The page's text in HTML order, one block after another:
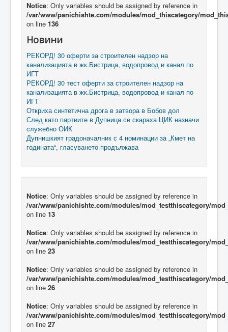
Notice: Only variables should be assigned by reference in
/var/www/panichishte.com/modules/mod_thiscategory/
on line 136
Новини
РЕКОРД! 30 оферти за строителен надзор на
канализацията в жк.Бистрица, водопровод и канал по
ИГТ
РЕКОРД! 30 тест оферти за строителен надзор на
канализацията в жк.Бистрица, водопровод и канал по
ИГТ
Откриха синтетична дрога в затвора в Бобов дол
След като партиите в Дупница се скараха ЦИК назначи
служебно ОИК
Дупнишкият градоначалник с 4 номинации за „Кмет на
годината“, гласуването продължава
Notice: Only variables should be assigned by reference in
/var/www/panichishte.com/modules/mod_testthiscategory/
on line 13
Notice: Only variables should be assigned by reference in
/var/www/panichishte.com/modules/mod_testthiscategory/
on line 23
Notice: Only variables should be assigned by reference in
/var/www/panichishte.com/modules/mod_testthiscategory/
on line 26
Notice: Only variables should be assigned by reference in
/var/www/panichishte.com/modules/mod_testthiscategory/
on line 27